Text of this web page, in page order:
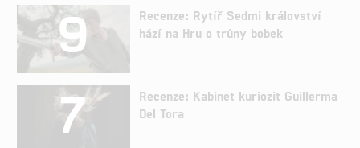
9
Recenze: Rytíř Sedmi království
hází na Hru o trůny bobek
7
Recenze: Kabinet kuriozit Guillerma
Del Tora